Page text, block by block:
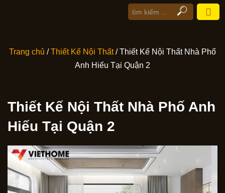
Trang chủ /Thiết Kế Nội Thất/ Thiết Kế Nội Thất Nhà Phố
Anh Hiếu Tại Quận 2
Thiết Kế Nội Thất Nhà Phố Anh
Hiếu Tại Quận 2